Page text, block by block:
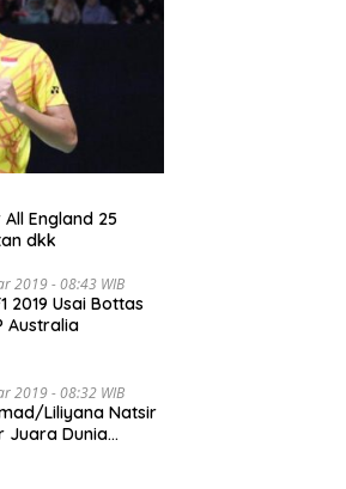
England 25
dkk
2019 - 08:43 WIB
2019 Usai Bottas
Australia
2019 - 08:32 WIB
Liliyana Natsir
Juara Dunia